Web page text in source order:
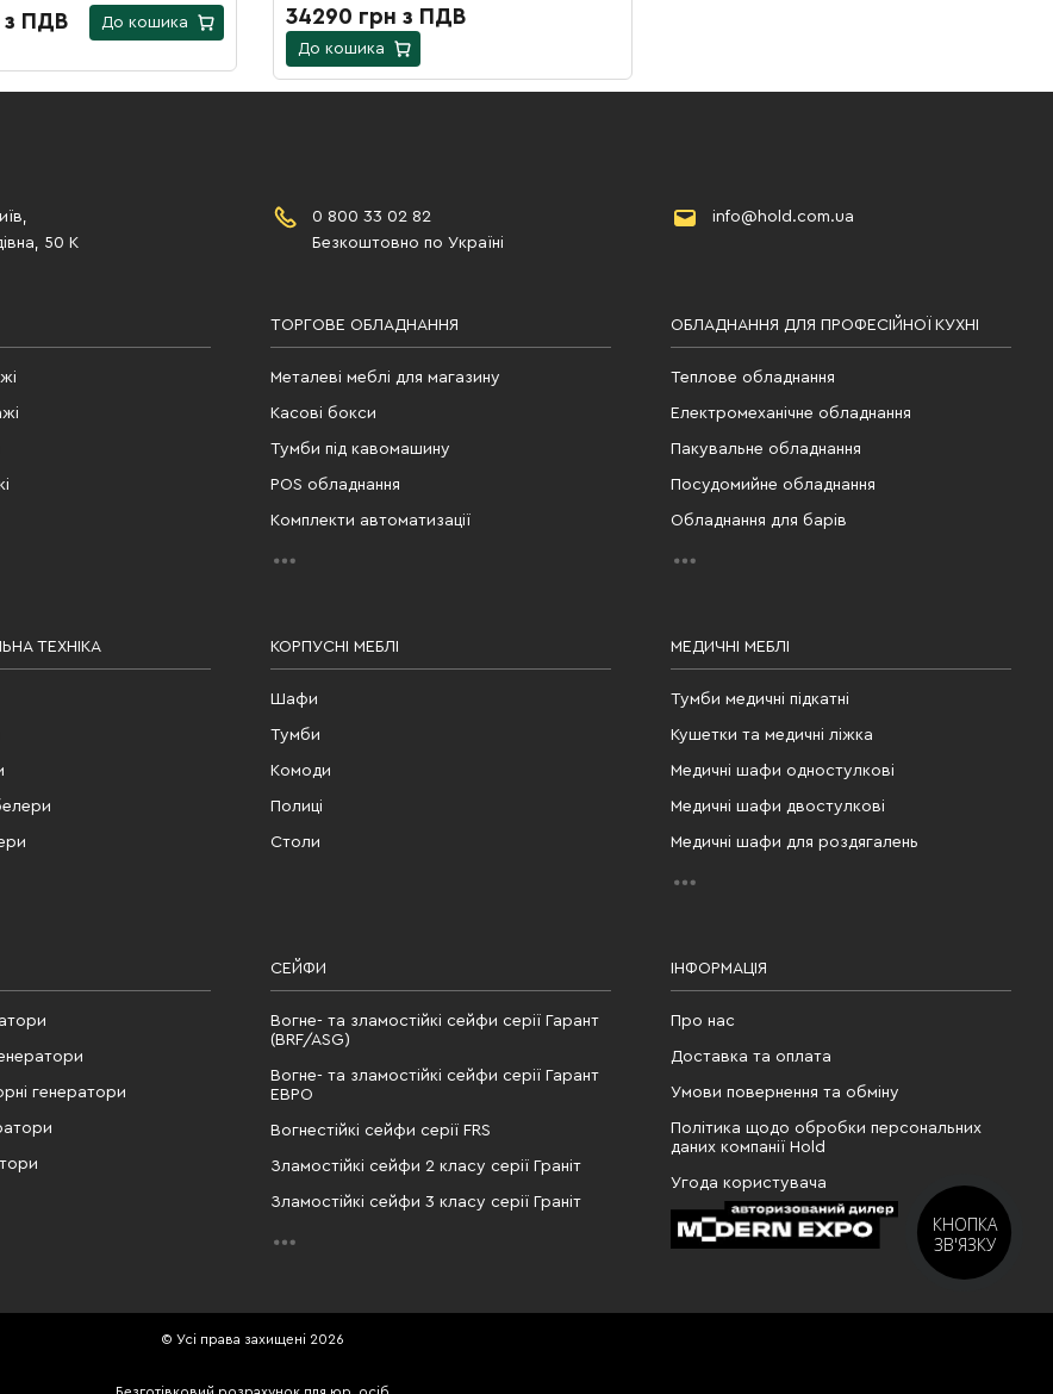
з ПДВ До кошика 34290 грн з ПДВ
До кошика
50 К
0 800 33 02 82
Безкоштовно по Україні
info@hold.com.ua
ТОРГОВЕ ОБЛАДНАННЯ
Металеві меблі для магазину
Касові бокси
Тумби під кавомашину
POS обладнання
Комплекти автоматизації
ОБЛАДНАННЯ ДЛЯ ПРОФЕСІЙНОЇ КУХНІ
Теплове обладнання
Електромеханічне обладнання
Пакувальне обладнання
Посудомийне обладнання
Обладнання для барів
ТЕХНІКА КОРПУСНІ МЕБЛІ
Шафи
Тумби
Комоди
Полиці
Столи
МЕДИЧНІ МЕБЛІ
Тумби медичні підкатні
Кушетки та медичні ліжка
Медичні шафи одностулкові
Медичні шафи двостулкові
Медичні шафи для роздягалень
генератори
СЕЙФИ
Вогне- та зламостійкі сейфи серії Гарант
(BRF/ASG)
Вогне- та зламостійкі сейфи серії Гарант
ЕВРО
Вогнестійкі сейфи серії FRS
Зламостійкі сейфи 2 класу серії Граніт
Зламостійкі сейфи 3 класу серії Граніт
ІНФОРМАЦІЯ
Про нас
Доставка та оплата
Умови повернення та обміну
Політика щодо обробки персональних
даних компанії Hold
Угода користувача
© Усі права захищені 2026
КНОПКА
ЗВ'ЯЗКУ